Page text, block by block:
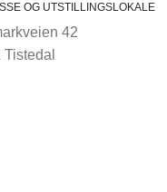
OG UTSTILLINGSLOKALE
42
Tistedal